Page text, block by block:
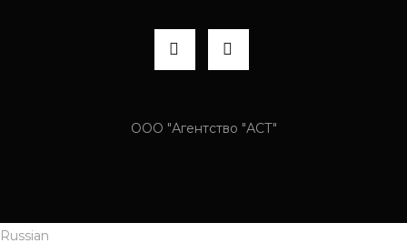
ООО "Агентство "АСТ"
Russian